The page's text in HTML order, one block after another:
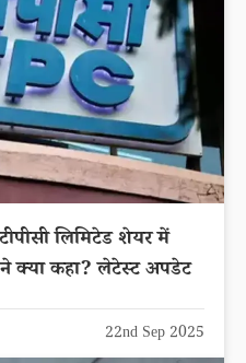
लिमिटेड शेयर में
क्या कहा? लेटेस्ट अपडेट
22nd Sep 2025